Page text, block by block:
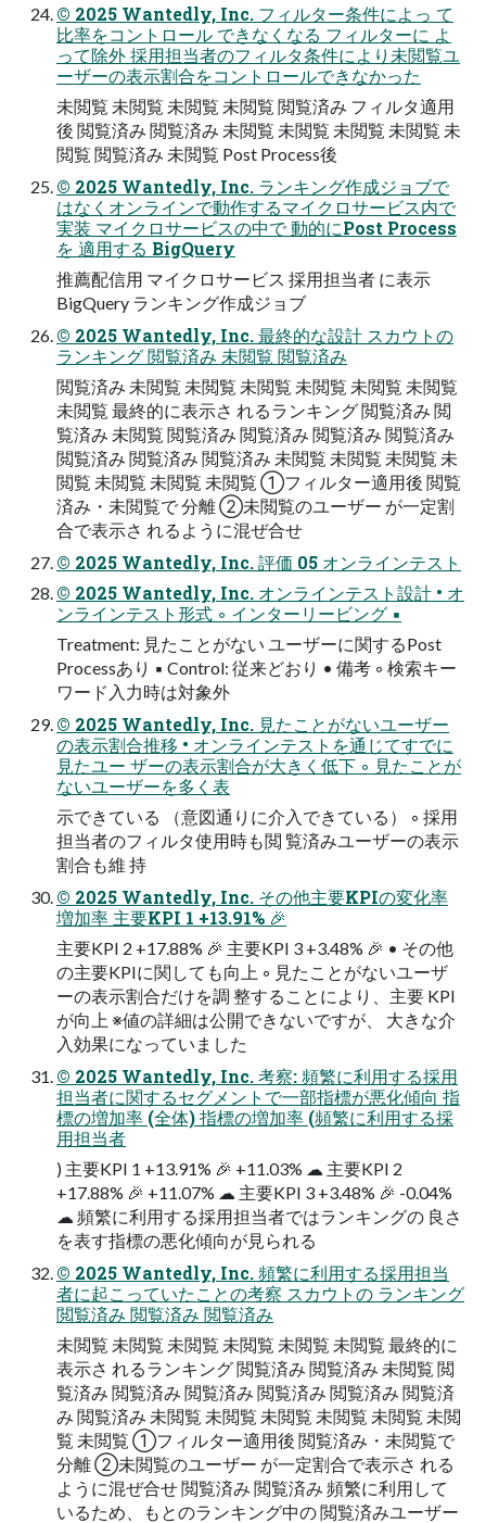
© 2025 Wantedly, Inc. フィルター条件によっ て
比率をコントロール できなくなる フィルターに よ
って除外 採用担当者のフィルタ条件により未閲覧ユ
ーザーの表示割合をコントロールできなかった
未閲覧 未閲覧 未閲覧 未閲覧 閲覧済み フィルタ適用
後 閲覧済み 閲覧済み 未閲覧 未閲覧 未閲覧 未閲覧 未
閲覧 閲覧済み 未閲覧 Post Process後
© 2025 Wantedly, Inc. ランキング作成ジョブで
はなくオンラインで動作するマイクロサービス内で
実装 マイクロサービスの中で 動的にPost Process
を 適用する BigQuery
推薦配信用 マイクロサービス 採用担当者 に表示
BigQuery ランキング作成ジョブ
© 2025 Wantedly, Inc. 最終的な設計 スカウトの
ランキング 閲覧済み 未閲覧 閲覧済み
閲覧済み 未閲覧 未閲覧 未閲覧 未閲覧 未閲覧 未閲覧
未閲覧 最終的に表示さ れるランキング 閲覧済み 閲
覧済み 未閲覧 閲覧済み 閲覧済み 閲覧済み 閲覧済み
閲覧済み 閲覧済み 閲覧済み 未閲覧 未閲覧 未閲覧 未
閲覧 未閲覧 未閲覧 未閲覧 ①フィルター適用後 閲覧
済み・未閲覧で 分離 ②未閲覧のユーザー が一定割
合で表示さ れるように混ぜ合せ
© 2025 Wantedly, Inc. 評価 05 オンラインテスト
© 2025 Wantedly, Inc. オンラインテスト設計 • オ
ンラインテスト形式 ◦ インターリービング ▪
Treatment: 見たことがない ユーザーに関するPost
Processあり ▪ Control: 従来どおり • 備考 ◦ 検索キー
ワード入力時は対象外
© 2025 Wantedly, Inc. 見たことがないユーザー
の表示割合推移 • オンラインテストを通じてすでに
見たユー ザーの表示割合が大きく低下 ◦ 見たことが
ないユーザーを多く表
示できている （意図通りに介入できている） ◦ 採用
担当者のフィルタ使用時も閲 覧済みユーザーの表示
割合も維 持
© 2025 Wantedly, Inc. その他主要KPIの変化率
増加率 主要KPI 1 +13.91% 🎉
主要KPI 2 +17.88% 🎉 主要KPI 3 +3.48% 🎉 • その他
の主要KPIに関しても向上 ◦ 見たことがないユーザ
ーの表示割合だけを調 整することにより、主要 KPI
が向上 ※値の詳細は公開できないですが、 大きな介
入効果になっていました
© 2025 Wantedly, Inc. 考察: 頻繁に利⽤する採⽤
担当者に関するセグメントで⼀部指標が悪化傾向 指
標の増加率 (全体) 指標の増加率 (頻繁に利用する採
用担当者
) 主要KPI 1 +13.91% 🎉 +11.03% ☁ 主要KPI 2
+17.88% 🎉 +11.07% ☁ 主要KPI 3 +3.48% 🎉 -0.04%
☁ 頻繁に利用する採用担当者ではランキングの 良さ
を表す指標の悪化傾向が見られる
© 2025 Wantedly, Inc. 頻繁に利用する採用担当
者に起こっていたことの考察 スカウトの ランキング
閲覧済み 閲覧済み 閲覧済み
未閲覧 未閲覧 未閲覧 未閲覧 未閲覧 未閲覧 最終的に
表示さ れるランキング 閲覧済み 閲覧済み 未閲覧 閲
覧済み 閲覧済み 閲覧済み 閲覧済み 閲覧済み 閲覧済
み 閲覧済み 未閲覧 未閲覧 未閲覧 未閲覧 未閲覧 未閲
覧 未閲覧 ①フィルター適用後 閲覧済み・未閲覧で
分離 ②未閲覧のユーザー が一定割合で表示さ れる
ように混ぜ合せ 閲覧済み 閲覧済み 頻繁に利用して
いるため、もとのランキング中の 閲覧済みユーザー